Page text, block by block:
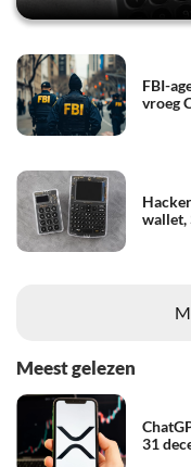
FBI-
vroeg
wallet,
Meest gelezen
31